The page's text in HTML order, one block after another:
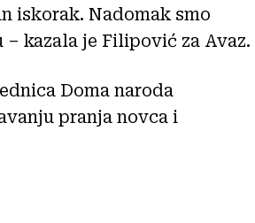
iskorak. Nadomak smo
kazala je Filipović za Avaz.
Doma naroda
pranja novca i